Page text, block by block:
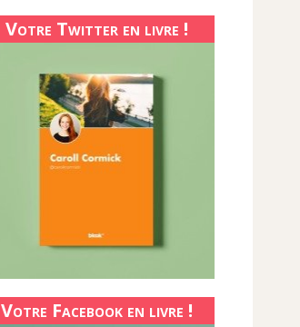
Votre Twitter en livre !
Votre Facebook en livre !